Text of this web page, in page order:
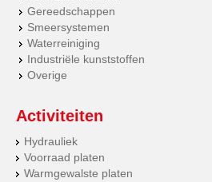
Gereedschappen
Smeersystemen
Waterreiniging
Industriële kunststoffen
Overige
Activiteiten
Hydrauliek
Voorraad platen
Warmgewalste platen